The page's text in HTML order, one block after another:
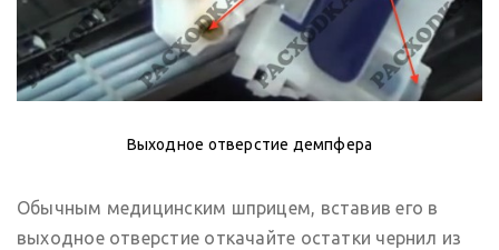
Выходное отверстие демпфера
Обычным медицинским шприцем, вставив его в
выходное отверстие откачайте остатки чернил из